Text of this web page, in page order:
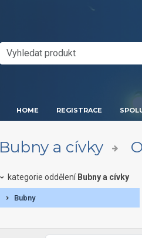
HOME REGISTRACE
Bubny a cívky
kategorie oddělení Bubny a cívky
Bubny